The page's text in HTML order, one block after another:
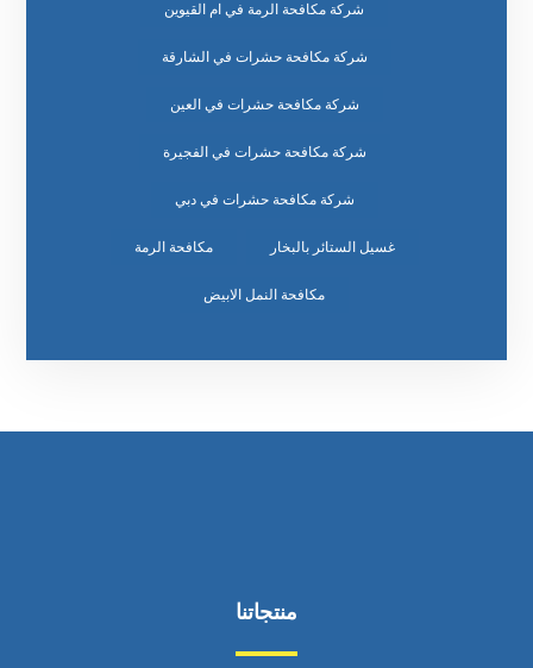
شركة مكافحة الرمة في ام القيوين
شركة مكافحة حشرات في الشارقة
شركة مكافحة حشرات في العين
شركة مكافحة حشرات في الفجيرة
شركة مكافحة حشرات في دبي
غسيل الستائر بالبخار مكافحة الرمة
مكافحة النمل الابيض
منتجاتنا